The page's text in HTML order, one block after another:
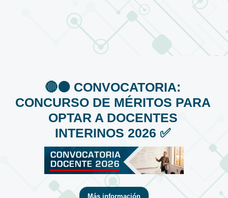
🔴⚫️ CONVOCATORIA:
CONCURSO DE MÉRITOS PARA
OPTAR A DOCENTES
INTERINOS 2026 ✅
Más información